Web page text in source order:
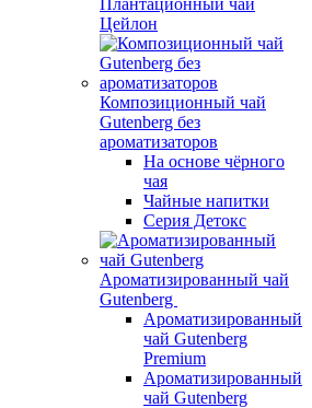
Плантационный чай
Цейлон
Композиционный чай
Gutenberg без
ароматизаторов
На основе чёрного
чая
Чайные напитки
Серия Детокс
Ароматизированный чай
Gutenberg
Ароматизированный
чай Gutenberg
Premium
Ароматизированный
чай Gutenberg